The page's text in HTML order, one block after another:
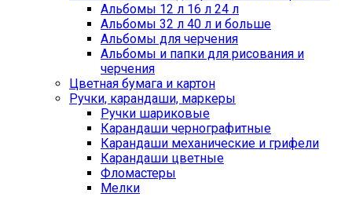
Альбомы 12 л 16 л 24 л
Альбомы 32 л 40 л и больше
Альбомы для черчения
Альбомы и папки для рисования и
черчения
Цветная бумага и картон
Ручки, карандаши, маркеры
Ручки шариковые
Карандаши чернографитные
Карандаши механические и грифели
Карандаши цветные
Фломастеры
Мелки